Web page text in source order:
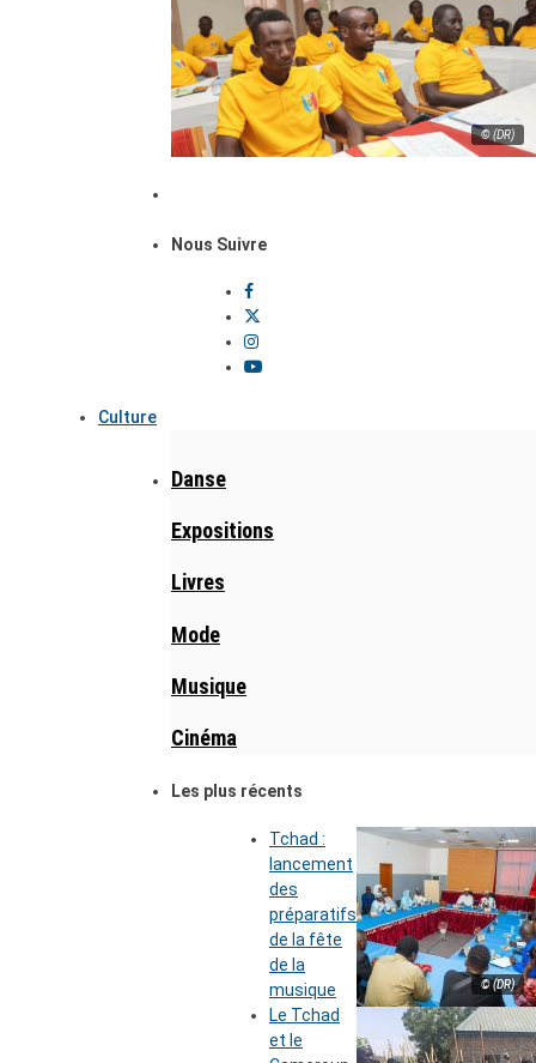
© (DR)
Nous Suivre
Culture
Danse
Expositions
Livres
Mode
Musique
Cinéma
Les plus récents
© (DR)
Tchad :
lancement
des
préparatifs
de la fête
de la
musique
Le Tchad
et le